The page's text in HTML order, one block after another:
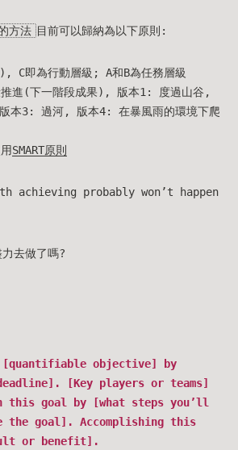
方法 目前可以歸納為以下原則:
C即為行動層級; A和B為任務層級
推進(下一階段成果), 版本1: 度過山谷,
本3: 過河, 版本4: 在暴風雨的環境下爬
SMART原則
achieving probably won’t happen
去做了嗎?
objective] by
[Key players or teams]
this goal by [what steps you’ll
the goal]. Accomplishing this
or benefit].